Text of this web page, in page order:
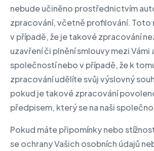
nebude učiněno prostřednictvím
zpracování, včetně profilování. Toto
v případě, že je takové zpracování
uzavření či plnění smlouvy mezi Vámi
společností nebo v případě, že k
zpracování udělíte svůj výslovný
pokud je takové zpracování
předpisem, který se na naši
Pokud máte připomínky nebo
se ochrany Vašich osobních údajů